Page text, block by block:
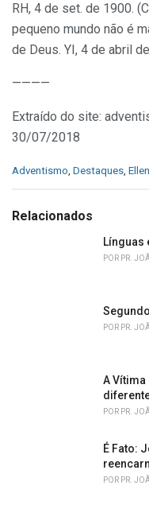
RH, 4 de set. de 1900.
pequeno mundo não é
de Deus. YI, 4 de abril
————
Extraído do site:
30/07/2018
C
e
Adventismo, Destaques,
Relacionados
Línguas
POR PR.
POR PR.
A Vítima
POR PR.
É Fato:
POR PR.